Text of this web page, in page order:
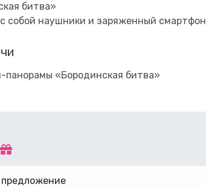
битва»
собой наушники и заряженный смартфон
панорамы «Бородинская битва»